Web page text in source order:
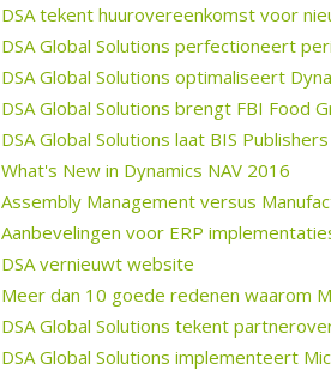
DSA tekent huurovereenkomst voor
DSA Global Solutions perfectioneert
DSA Global Solutions optimaliseert
DSA Global Solutions brengt FBI Food
DSA Global Solutions laat BIS
What's New in Dynamics NAV 2016
Assembly Management versus
Aanbevelingen voor ERP
DSA vernieuwt website
Meer dan 10 goede redenen waarom
DSA Global Solutions tekent
DSA Global Solutions implementeert